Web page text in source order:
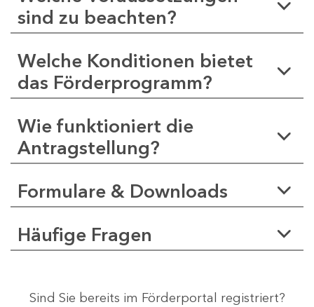
sind zu beachten?
Welche Konditionen bietet
das Förderprogramm?
Wie funktioniert die
Antragstellung?
Formulare & Downloads
Häufige Fragen
Sind Sie bereits im Förderportal registriert?